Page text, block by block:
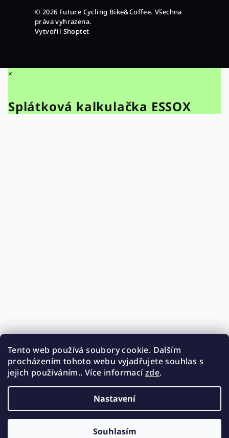
Tento web používá soubory cookie. Dalším
procházením tohoto webu vyjadřujete souhlas s
jejich používáním.. Více informacízde.
Nastavení
Souhlasím
© 2026 Future Cycling Bike&Coffee. Všechna
práva vyhrazena.
Vytvořil Shoptet
×
Splátková kalkulačka ESSOX